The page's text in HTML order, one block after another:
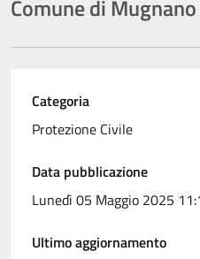
Comune di
Categoria
Protezione Civile
Data pubblicazione
Lunedì 05 Maggio 2025
Ultimo aggiornamento